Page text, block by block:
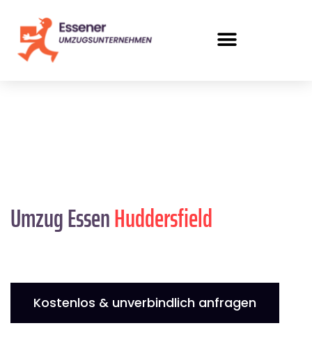
Umzug EssenHuddersfield
Kostenlos & unverbindlich anfragen